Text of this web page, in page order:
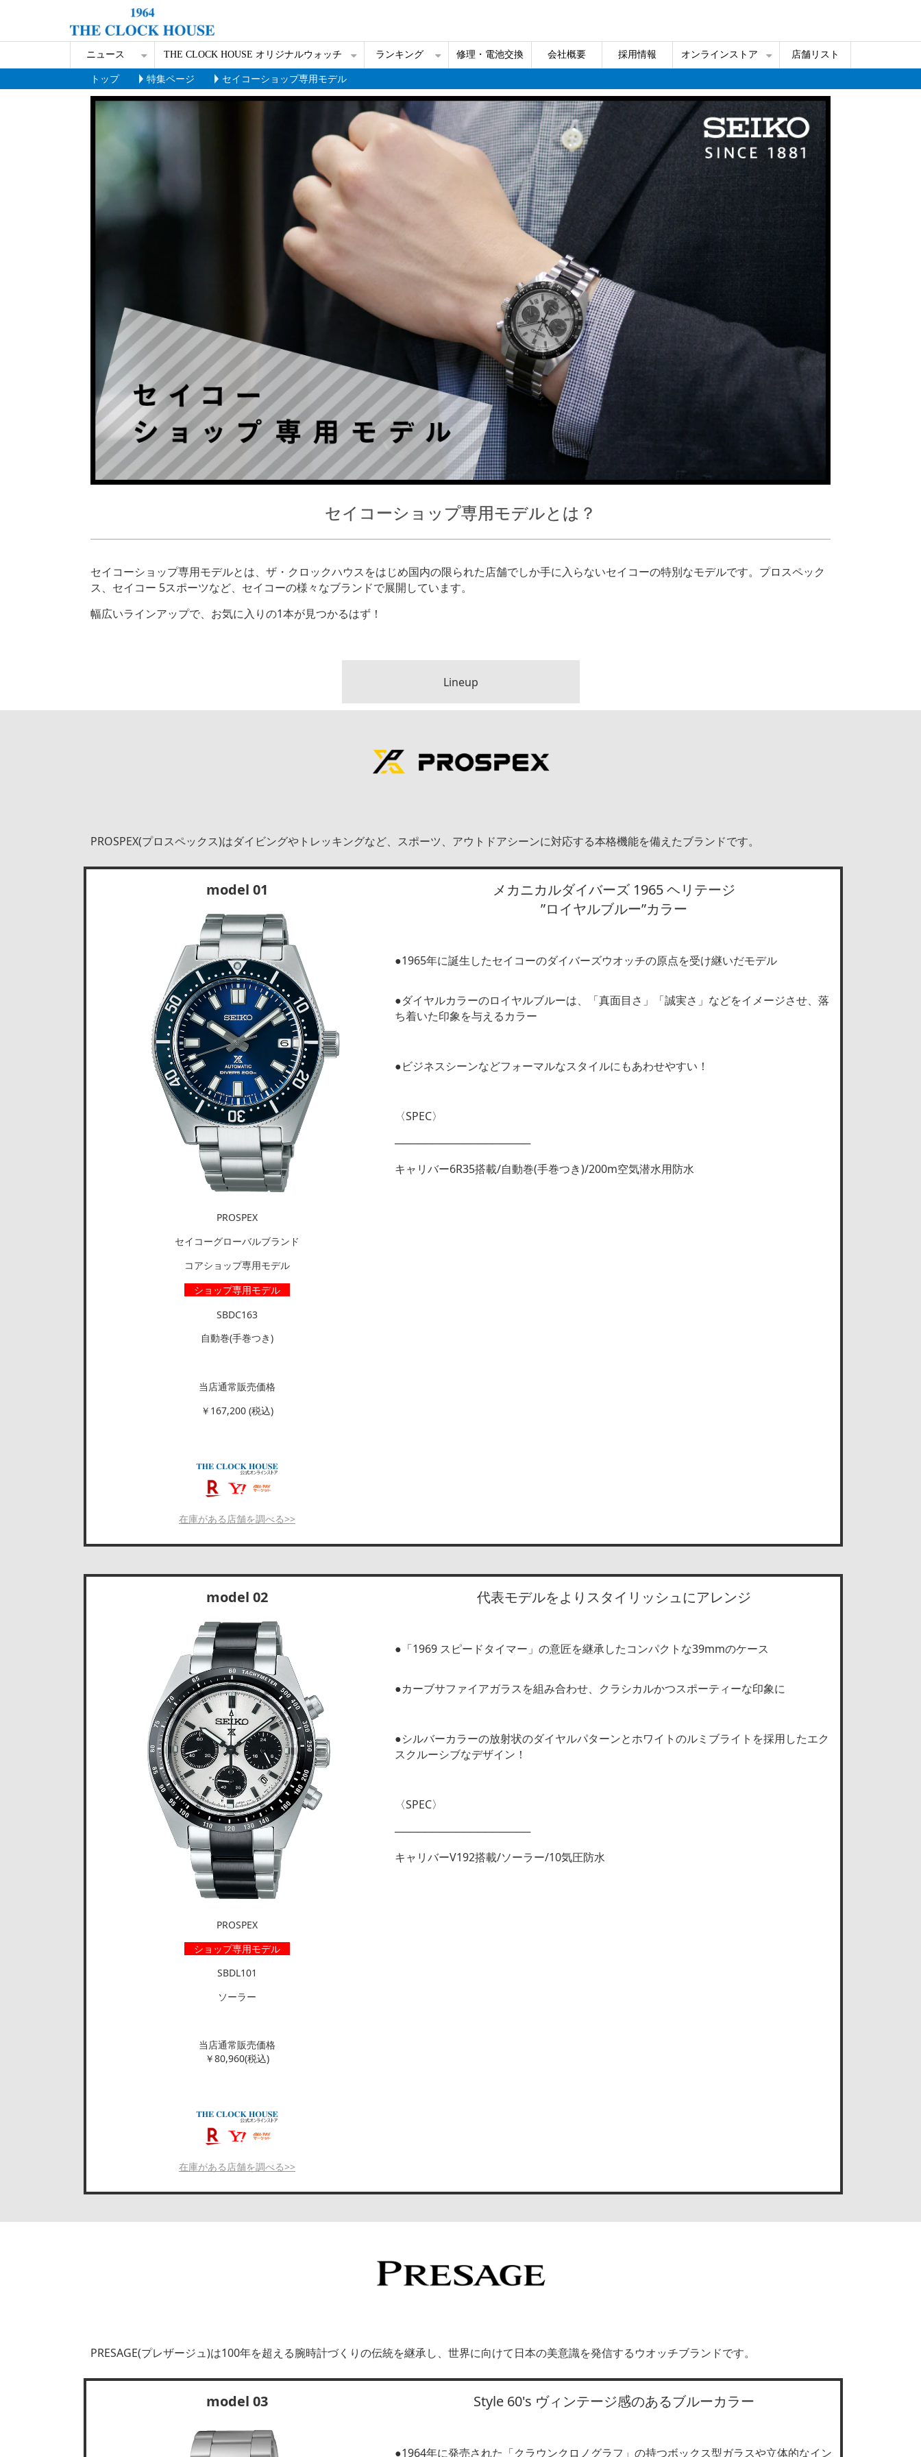
ニュース THE CLOCK HOUSE オリジナルウォッチ ランキング 修理・電池交換 会社概要 採用情報 オンラインストア 店舗リスト
トップ 特集ページ セイコーショップ専用モデル
セイコーショップ専用モデルとは？
セイコーショップ専用モデルとは、ザ・クロックハウスをはじめ国内の限られた店舗でしか手に入らないセイコーの特別なモデルです。プロスペック
ス、セイコー 5スポーツなど、セイコーの様々なブランドで展開しています。
幅広いラインアップで、お気に入りの1本が見つかるはず！
Lineup
PROSPEX(プロスペックス)はダイビングやトレッキングなど、スポーツ、アウトドアシーンに対応する本格機能を備えたブランドです。
model 01
PROSPEX
セイコーグローバルブランド
コアショップ専用モデル
ショップ専用モデル
SBDC163
自動巻(手巻つき)
当店通常販売価格
￥167,200 (税込)
在庫がある店舗を調べる>>
メカニカルダイバーズ 1965 ヘリテージ
”ロイヤルブルー”カラー
●1965年に誕生したセイコーのダイバーズウオッチの原点を受け継いだモデル
●ダイヤルカラーのロイヤルブルーは、「真面目さ」「誠実さ」などをイメージさせ、落
ち着いた印象を与えるカラー
●ビジネスシーンなどフォーマルなスタイルにもあわせやすい！
〈SPEC〉
──────────────────
キャリバー6R35搭載/自動巻(手巻つき)/200m空気潜水用防水
model 02
PROSPEX
ショップ専用モデル
SBDL101
ソーラー
当店通常販売価格
￥80,960(税込)
在庫がある店舗を調べる>>
代表モデルをよりスタイリッシュにアレンジ
●「1969 スピードタイマー」の意匠を継承したコンパクトな39mmのケース
●カーブサファイアガラスを組み合わせ、クラシカルかつスポーティーな印象に
●シルバーカラーの放射状のダイヤルパターンとホワイトのルミブライトを採用したエク
スクルーシブなデザイン！
〈SPEC〉
──────────────────
キャリバーV192搭載/ソーラー/10気圧防水
PRESAGE(プレザージュ)は100年を超える腕時計づくりの伝統を継承し、世界に向けて日本の美意識を発信するウオッチブランドです。
model 03 Style 60's ヴィンテージ感のあるブルーカラー
●1964年に発売された「クラウンクロノグラフ」の持つボックス型ガラスや立体的なイン